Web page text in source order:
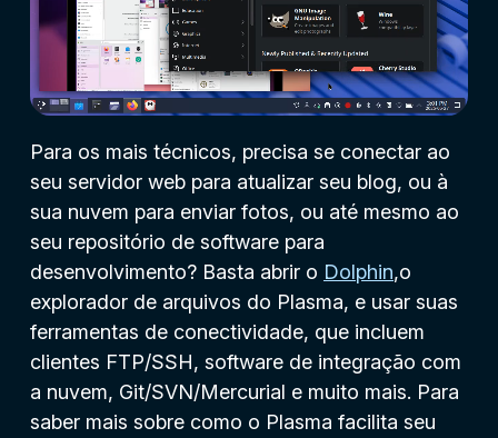
Para os mais técnicos, precisa se conectar ao
seu servidor web para atualizar seu blog, ou à
sua nuvem para enviar fotos, ou até mesmo ao
seu repositório de software para
desenvolvimento? Basta abrir o Dolphin,o
explorador de arquivos do Plasma, e usar suas
ferramentas de conectividade, que incluem
clientes FTP/SSH, software de integração com
a nuvem, Git/SVN/Mercurial e muito mais. Para
saber mais sobre como o Plasma facilita seu